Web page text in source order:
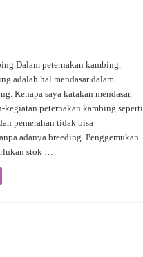
Dalam peternakan kambing,
adalah hal mendasar dalam
Kenapa saya katakan mendasar,
kegiatan peternakan kambing seperti
pemerahan tidak bisa
adanya breeding. Penggemukan
stok …